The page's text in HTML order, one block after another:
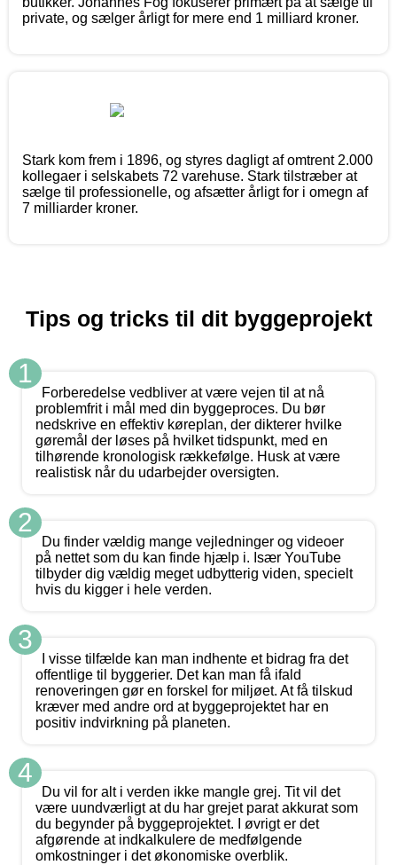
private, og sælger årligt for mere end 1 milliard kroner.
Stark kom frem i 1896, og styres dagligt af omtrent 2.000
kollegaer i selskabets 72 varehuse. Stark tilstræber at
sælge til professionelle, og afsætter årligt for i omegn af
7 milliarder kroner.
Tips og tricks til dit byggeprojekt
1
Forberedelse vedbliver at være vejen til at nå
problemfrit i mål med din byggeproces. Du bør
nedskrive en effektiv køreplan, der dikterer hvilke
gøremål der løses på hvilket tidspunkt, med en
tilhørende kronologisk rækkefølge. Husk at være
realistisk når du udarbejder oversigten.
2
Du finder vældig mange vejledninger og videoer
på nettet som du kan finde hjælp i. Især YouTube
tilbyder dig vældig meget udbytterig viden, specielt
hvis du kigger i hele verden.
3
I visse tilfælde kan man indhente et bidrag fra det
offentlige til byggerier. Det kan man få ifald
renoveringen gør en forskel for miljøet. At få tilskud
kræver med andre ord at byggeprojektet har en
positiv indvirkning på planeten.
4
Du vil for alt i verden ikke mangle grej. Tit vil det
være uundværligt at du har grejet parat akkurat som
du begynder på byggeprojektet. I øvrigt er det
afgørende at indkalkulere de medfølgende
omkostninger i det økonomiske overblik.